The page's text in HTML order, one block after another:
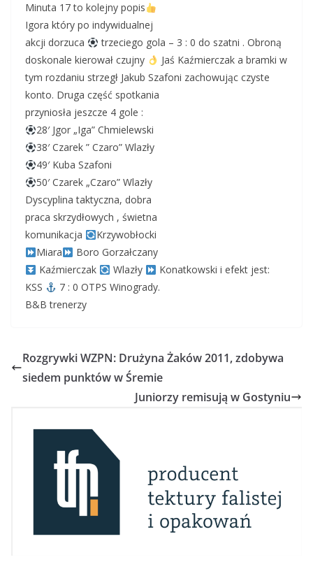
Minuta 17 to kolejny popis
Igora który po indywidualnej
akcji dorzuca
trzeciego gola – 3 : 0 do szatni . Obroną
doskonale kierował czujny
Jaś Kaźmierczak a bramki w
tym rozdaniu strzegł Jakub Szafoni zachowując czyste
konto. Druga część spotkania
przyniosła jeszcze 4 gole :
28′ Jgor „Iga” Chmielewski
38′ Czarek ” Czaro” Wlazły
49′ Kuba Szafoni
50′ Czarek „Czaro” Wlazły
Dyscyplina taktyczna, dobra
praca skrzydłowych , świetna
komunikacja
Krzywobłocki
Miara
Boro Gorzałczany
Kaźmierczak
Wlazły
Konatkowski i efekt jest:
KSS
7 : 0 OTPS Winogrady.
B&B trenerzy
Rozgrywki WZPN: Drużyna Żaków 2011, zdobywa
siedem punktów w Śremie
Juniorzy remisują w Gostyniu